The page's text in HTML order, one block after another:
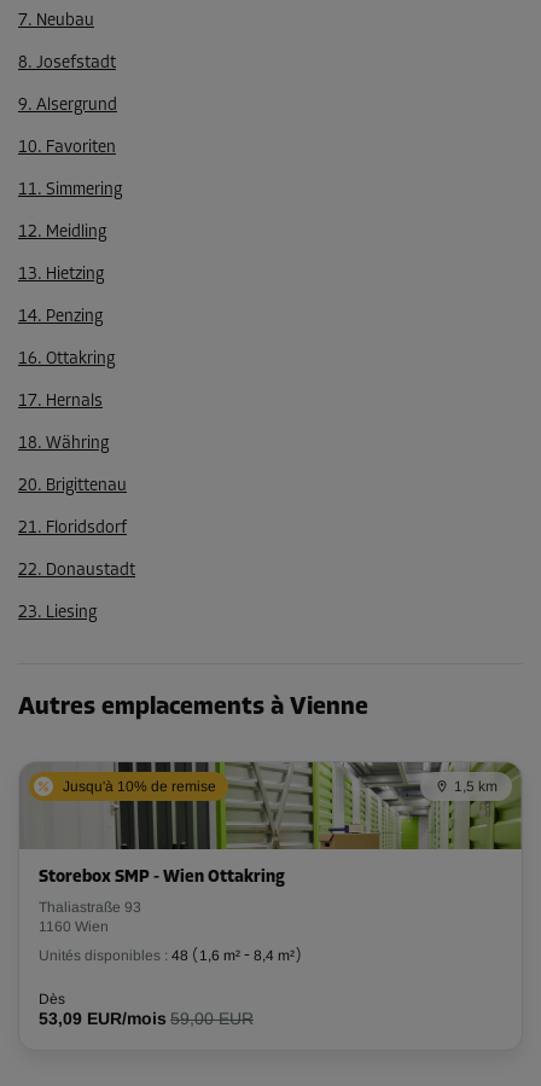
7. Neubau
8. Josefstadt
9. Alsergrund
10. Favoriten
11. Simmering
12. Meidling
13. Hietzing
14. Penzing
16. Ottakring
17. Hernals
18. Währing
20. Brigittenau
21. Floridsdorf
22. Donaustadt
23. Liesing
Autres emplacements à Vienne
Jusqu'à 10% de remise 1,5 km
Storebox SMP - Wien Ottakring
Thaliastraße 93
1160 Wien
Unités disponibles : 48 ( 1,6 m² - 8,4 m²)
Dès
53,09 EUR/mois 59,00 EUR